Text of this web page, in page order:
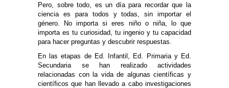
Pero, sobre todo, es un día para recordar que la
ciencia es para todos y todas, sin importar el
género. No importa si eres niño o niña, lo que
importa es tu curiosidad, tu ingenio y tu capacidad
para hacer preguntas y descubrir respuestas.
En las etapas de Ed. Infantil, Ed. Primaria y Ed.
Secundaria se han realizado actividades
relacionadas con la vida de algunas científicas y
científicos que han llevado a cabo investigaciones